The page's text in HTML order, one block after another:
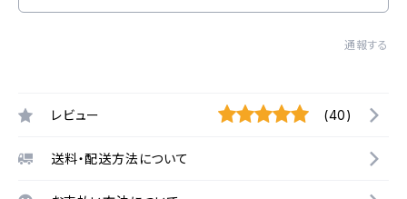
通報する
レビュー (40)
送料・配送方法について